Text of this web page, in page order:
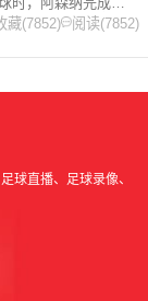
历史第2支在客场
1063球。阿森纳
藏(7852) 阅读(7852)
足球直播 足球录像